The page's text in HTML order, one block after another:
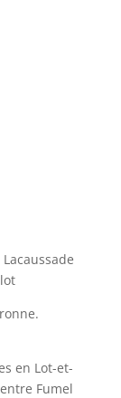
en Lot-et-
Fumel